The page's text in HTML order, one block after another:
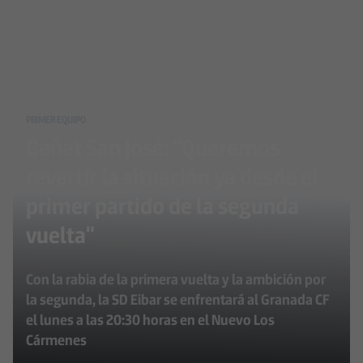
vuelta"
Con la rabia de la primera vuelta y la ambición por
la segunda, la SD Eibar se enfrentará al Granada CF
el lunes a las 20:30 horas en el Nuevo Los
Cármenes